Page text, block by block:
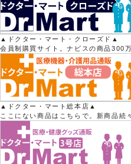
▲ドクター・マート・クローズド▲
会員制購買サイト。ナビスの商品300
▲ドクター・マート総本店▲
ここにない商品はこちらで。新商品続